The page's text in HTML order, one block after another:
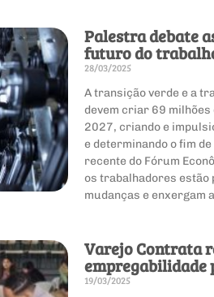
Palestra debate
futuro do
28/03/2025
A transição verde e a
devem criar 69 milhões
2027, criando e
e determinando o fim
recente do Fórum
os trabalhadores estão
mudanças e enxergam
Varejo Contrata
empregabilidade
19/03/2025